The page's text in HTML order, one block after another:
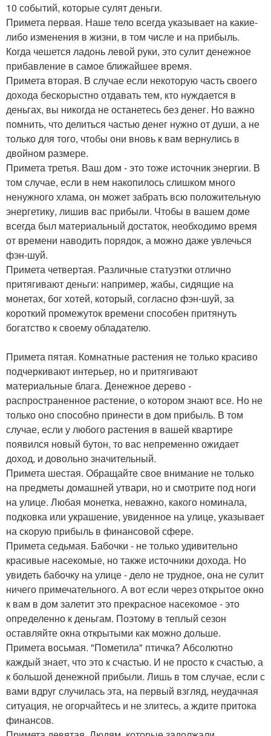
10 событий, которые сулят деньги.
Примета первая. Наше тело всегда указывает на какие-
либо изменения в жизни, в том числе и на прибыль.
Когда чешется ладонь левой руки, это сулит денежное
прибавление в самое ближайшее время.
Примета вторая. В случае если некоторую часть своего
дохода бескорыстно отдавать тем, кто нуждается в
деньгах, вы никогда не останетесь без денег. Но важно
помнить, что делиться частью денег нужно от души, а не
только для того, чтобы они вновь к вам вернулись в
двойном размере.
Примета третья. Ваш дом - это тоже источник энергии. В
том случае, если в нем накопилось слишком много
ненужного хлама, он может забрать всю положительную
энергетику, лишив вас прибыли. Чтобы в вашем доме
всегда был материальный достаток, необходимо время
от времени наводить порядок, а можно даже увлечься
фэн-шуй.
Примета четвертая. Различные статуэтки отлично
притягивают деньги: например, жабы, сидящие на
монетах, бог хотей, который, согласно фэн-шуй, за
короткий промежуток времени способен притянуть
богатство к своему обладателю.
Примета пятая. Комнатные растения не только красиво
подчеркивают интерьер, но и притягивают
материальные блага. Денежное дерево -
распространенное растение, о котором знают все. Но не
только оно способно принести в дом прибыль. В том
случае, если у любого растения в вашей квартире
появился новый бутон, то вас непременно ожидает
доход, и довольно значительный.
Примета шестая. Обращайте свое внимание не только
на предметы домашней утвари, но и смотрите под ноги
на улице. Любая монетка, неважно, какого номинала,
подковка или украшение, увиденное на улице, указывает
на скорую прибыль в финансовой сфере.
Примета седьмая. Бабочки - не только удивительно
красивые насекомые, но также источники дохода. Но
увидеть бабочку на улице - дело не трудное, она не сулит
ничего примечательного. А вот если через открытое окно
к вам в дом залетит это прекрасное насекомое - это
определенно к деньгам. Поэтому в теплый сезон
оставляйте окна открытыми как можно дольше.
Примета восьмая. "Пометила" птичка? Абсолютно
каждый знает, что это к счастью. И не просто к счастью, а
к большой денежной прибыли. Лишь в том случае, если с
вами вдруг случилась эта, на первый взгляд, неудачная
ситуация, не огорчайтесь и не злитесь, а ждите притока
финансов.